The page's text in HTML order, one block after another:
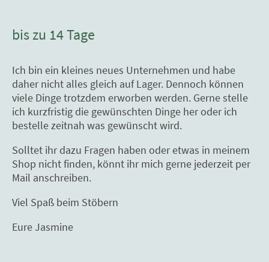
bis zu 14 Tage
Ich bin ein kleines neues Unternehmen und habe
daher nicht alles gleich auf Lager. Dennoch können
viele Dinge trotzdem erworben werden. Gerne stelle
ich kurzfristig die gewünschten Dinge her oder ich
bestelle zeitnah was gewünscht wird.
Solltet ihr dazu Fragen haben oder etwas in meinem
Shop nicht finden, könnt ihr mich gerne jederzeit per
Mail anschreiben.
Viel Spaß beim Stöbern
Eure Jasmine